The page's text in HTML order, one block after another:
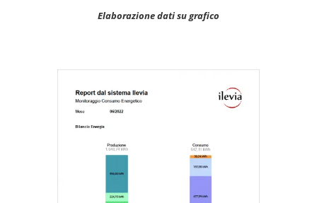
Elaborazione dati su grafico